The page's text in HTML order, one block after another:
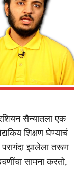
सैन्यातला एक
शिक्षण घेण्याचं
परागंदा झालेला तरूण
सामना करतो,